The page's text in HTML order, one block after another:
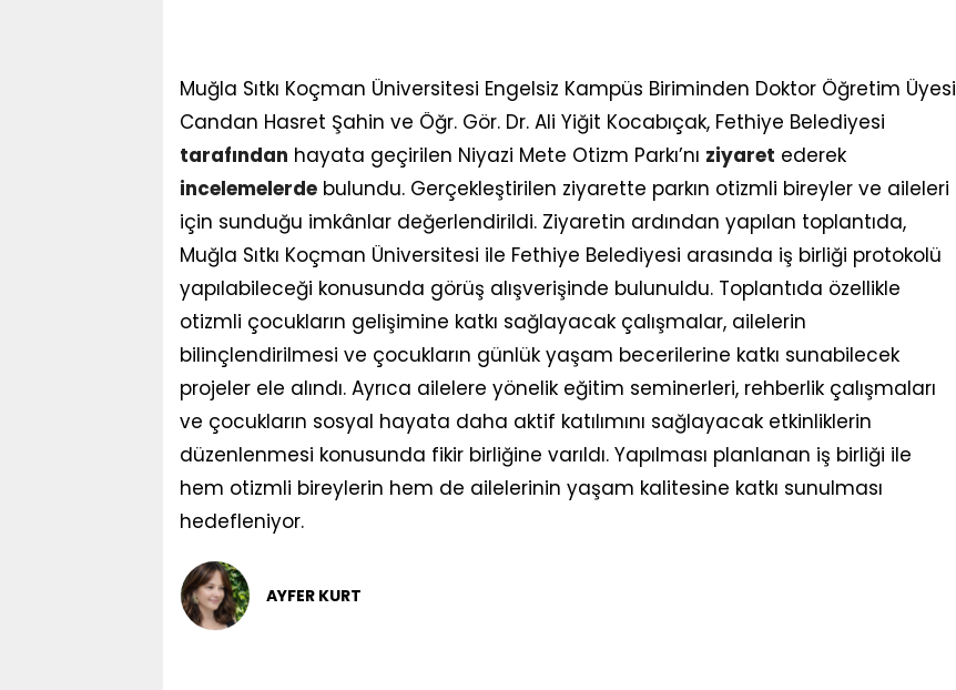
Muğla Sıtkı Koçman Üniversitesi Engelsiz Kampüs Biriminden Doktor Öğretim Üyesi
Candan Hasret Şahin ve Öğr. Gör. Dr. Ali Yiğit Kocabıçak, Fethiye Belediyesi
tarafından hayata geçirilen Niyazi Mete Otizm Parkı’nı ziyaret ederek
incelemelerde bulundu. Gerçekleştirilen ziyarette parkın otizmli bireyler ve aileleri
için sunduğu imkânlar değerlendirildi. Ziyaretin ardından yapılan toplantıda,
Muğla Sıtkı Koçman Üniversitesi ile Fethiye Belediyesi arasında iş birliği protokolü
yapılabileceği konusunda görüş alışverişinde bulunuldu. Toplantıda özellikle
otizmli çocukların gelişimine katkı sağlayacak çalışmalar, ailelerin
bilinçlendirilmesi ve çocukların günlük yaşam becerilerine katkı sunabilecek
projeler ele alındı. Ayrıca ailelere yönelik eğitim seminerleri, rehberlik çalışmaları
ve çocukların sosyal hayata daha aktif katılımını sağlayacak etkinliklerin
düzenlenmesi konusunda fikir birliğine varıldı. Yapılması planlanan iş birliği ile
hem otizmli bireylerin hem de ailelerinin yaşam kalitesine katkı sunulması
hedefleniyor.
AYFER KURT